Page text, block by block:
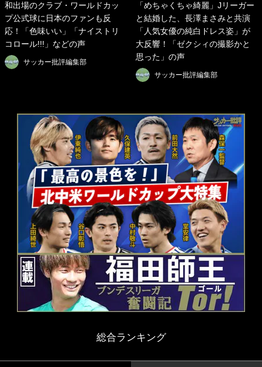
和出場のクラブ・ワールドカッ
プ公式球に日本のファンも反
応！「色味いい」「ナイストリ
コロール!!!」などの声
サッカー批評編集部
「めちゃくちゃ綺麗」Jリーガー
と結婚した、長澤まさみと共演
「人気女優の純白ドレス姿」が
大反響！「ゼクシィの撮影かと
思った」の声
サッカー批評編集部
総合ランキング